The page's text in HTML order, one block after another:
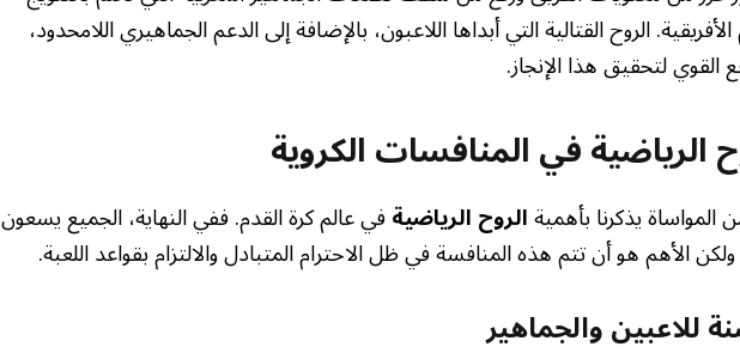
الروح القتالية التي أبداها اللاعبون، بالإضافة إلى الدعم الجماهيري اللامحدود،
القوي لتحقيق هذا الإنجاز.
الرياضية في المنافسات الكروية
يذكرنا بأهميةالروح الرياضيةفي عالم كرة القدم. ففي النهاية، الجميع يسعون
الأهم هو أن تتم هذه المنافسة في ظل الاحترام المتبادل والالتزام بقواعد اللعبة.
للاعبين والجماهير